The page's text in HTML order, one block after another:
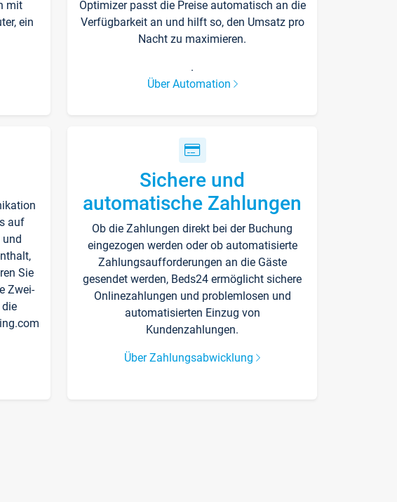
mit
ein
Optimizer passt die Preise automatisch an die
Verfügbarkeit an und hilft so, den Umsatz pro
Nacht zu maximieren.
.
Über Automation
auf
und
Sie
Zwei-
Sichere und
automatische Zahlungen
Ob die Zahlungen direkt bei der Buchung
eingezogen werden oder ob automatisierte
Zahlungsaufforderungen an die Gäste
gesendet werden, Beds24 ermöglicht sichere
Onlinezahlungen und problemlosen und
automatisierten Einzug von
Kundenzahlungen.
Über Zahlungsabwicklung